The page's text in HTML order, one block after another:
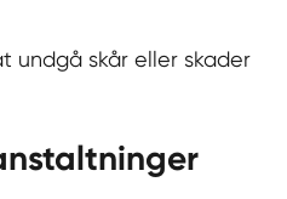
undgå skår eller skader